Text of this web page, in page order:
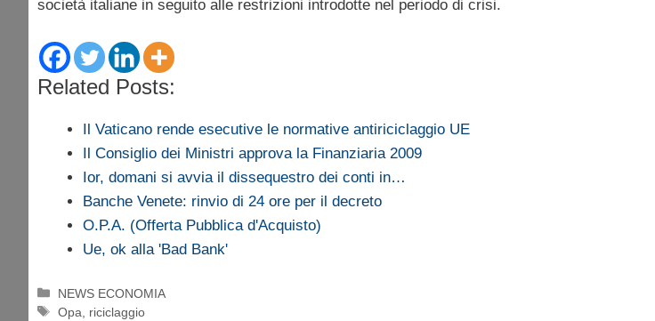
società italiane in seguito alle restrizioni introdotte nel periodo di crisi.
Related Posts:
Il Vaticano rende esecutive le normative antiriciclaggio UE
Il Consiglio dei Ministri approva la Finanziaria 2009
Ior, domani si avvia il dissequestro dei conti in…
Banche Venete: rinvio di 24 ore per il decreto
O.P.A. (Offerta Pubblica d'Acquisto)
Ue, ok alla 'Bad Bank'
Categorie
NEWS ECONOMIA
Tag
Opa
riciclaggio